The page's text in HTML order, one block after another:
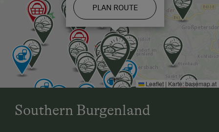
Bedlinen
Heating
Radio
Mini bar
PLAN ROUTE
Leaflet | Karte:basemap.at
Southern Burgenland